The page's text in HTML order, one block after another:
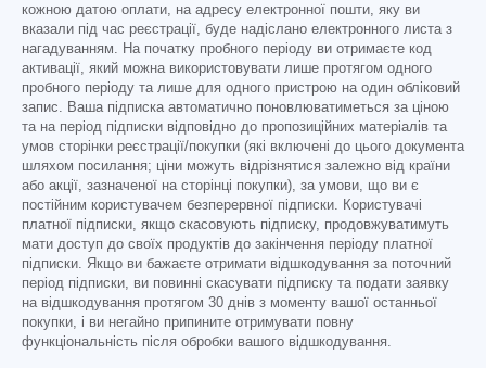
кожною датою оплати, на адресу електронної пошти, яку ви
вказали під час реєстрації, буде надіслано електронного листа з
нагадуванням. На початку пробного періоду ви отримаєте код
активації, який можна використовувати лише протягом одного
пробного періоду та лише для одного пристрою на один обліковий
запис. Ваша підписка автоматично поновлюватиметься за ціною
та на період підписки відповідно до пропозиційних матеріалів та
умов сторінки реєстрації/покупки (які включені до цього документа
шляхом посилання; ціни можуть відрізнятися залежно від країни
або акції, зазначеної на сторінці покупки), за умови, що ви є
постійним користувачем безперервної підписки. Користувачі
платної підписки, якщо скасовують підписку, продовжуватимуть
мати доступ до своїх продуктів до закінчення періоду платної
підписки. Якщо ви бажаєте отримати відшкодування за поточний
період підписки, ви повинні скасувати підписку та подати заявку
на відшкодування протягом 30 днів з моменту вашої останньої
покупки, і ви негайно припините отримувати повну
функціональність після обробки вашого відшкодування.